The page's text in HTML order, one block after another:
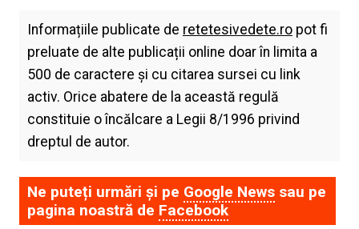
Informațiile publicate de retetesivedete.ropot fi
preluate de alte publicații online doar în limita a
500 de caractere și cu citarea sursei cu link
activ. Orice abatere de la această regulă
constituie o încălcare a Legii 8/1996 privind
dreptul de autor.
Ne puteți urmări și pe Google Newssau pe
pagina noastră de Facebook